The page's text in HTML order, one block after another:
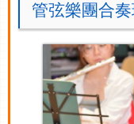
管弦樂團合